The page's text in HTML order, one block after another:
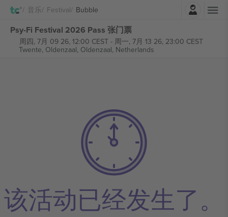
音乐 Festival Bubble
Psy-Fi Festival 2026 Pass 张门票
周四, 7月 09 26, 12:00 CEST- 周一, 7月 13 26, 23:00 CEST
Twente, Oldenzaal, Oldenzaal, Netherlands
该活动已经发生了。